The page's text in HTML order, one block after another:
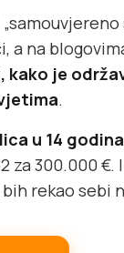
a na
kako je
.
u 14 godina
za 300.000 €.
rekao sebi